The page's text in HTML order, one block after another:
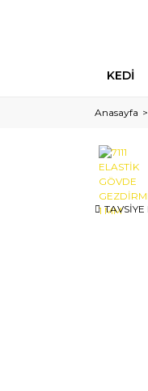
KEDİ
Anasayfa
TAVSİYE